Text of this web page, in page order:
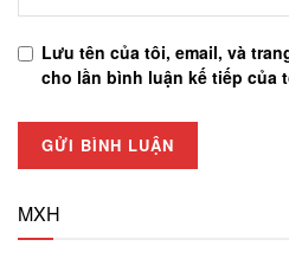
Lưu tên của tôi, email, và
cho lần bình luận kế tiếp của
MXH